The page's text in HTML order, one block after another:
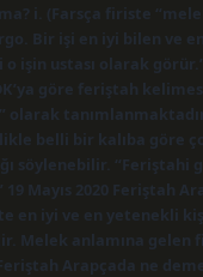
i. (Farsça firiste
Bir işi en iyi bilen ve
o işin ustası olarak
göre feriştah
olarak
belli bir kalıba göre
söylenebilir. “Feriştahi
Mayıs 2020 Feriştah
en iyi ve en yetenekli
Melek anlamına gelen
Arapçada ne